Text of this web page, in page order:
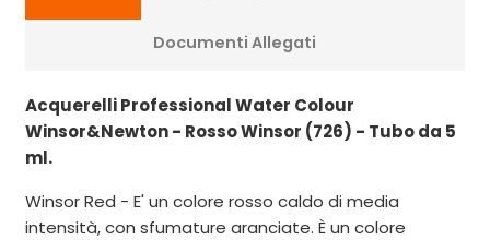
Documenti Allegati
Acquerelli Professional Water Colour
Winsor&Newton - Rosso Winsor (726) - Tubo da 5
ml.
Winsor Red - E' un colore rosso caldo di media
intensità, con sfumature aranciate. È un colore